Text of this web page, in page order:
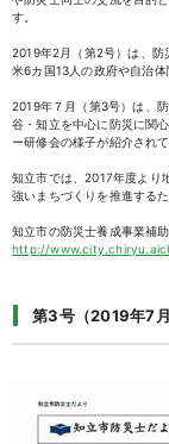
す。
2019年2月（第2号）は、防
米6カ国13人の政府や自治体
2019年７月（第3号）は、
谷・知立を中心に防災に関
ー研修会の様子が紹介されて
知立市では、2017年度より
強いまちづくりを推進する
知立市の防災士養成事業補
http://
第3号（2019年7月